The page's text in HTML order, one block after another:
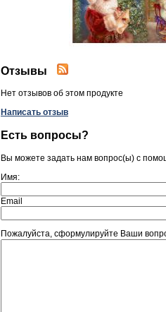
Отзывы
Нет отзывов об этом продукте
Написать отзыв
Есть вопросы?
Вы можете задать нам вопрос(ы) с
Имя:
Email
Пожалуйста, сформулируйте Ваши